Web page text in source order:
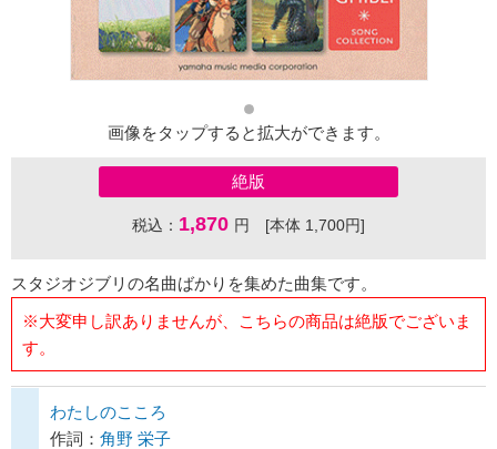
画像をタップすると拡大ができます。
絶版
税込： 1,870 円 [本体 1,700円]
スタジオジブリの名曲ばかりを集めた曲集です。
※大変申し訳ありませんが、こちらの商品は絶版でございま
す。
わたしのこころ
作詞： 角野 栄子